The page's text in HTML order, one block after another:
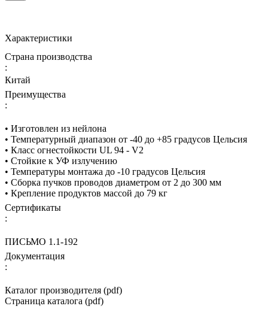
Характеристики
Страна производства
:
Китай
Преимущества
:
• Изготовлен из нейлона
• Температурный диапазон от -40 до +85 градусов Цельсия
• Класс огнестойкости UL 94 - V2
• Стойкие к УФ излучению
• Температуры монтажа до -10 градусов Цельсия
• Сборка пучков проводов диаметром от 2 до 300 мм
• Крепление продуктов массой до 79 кг
Сертификаты
:
ПИСЬМО 1.1-192
Документация
:
Каталог производителя (pdf)
Страница каталога (pdf)